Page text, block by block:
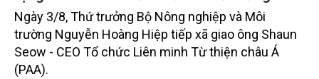
Ngày 3/8, Thứ trưởng Bộ Nông nghiệp và Môi
trường Nguyễn Hoàng Hiệp tiếp xã giao ông Shaun
Seow - CEO Tổ chức Liên minh Từ thiện châu Á
(PAA).